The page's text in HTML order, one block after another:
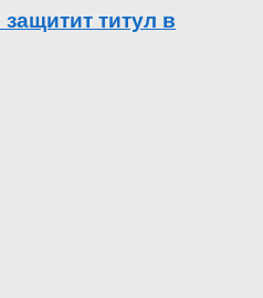
титул в